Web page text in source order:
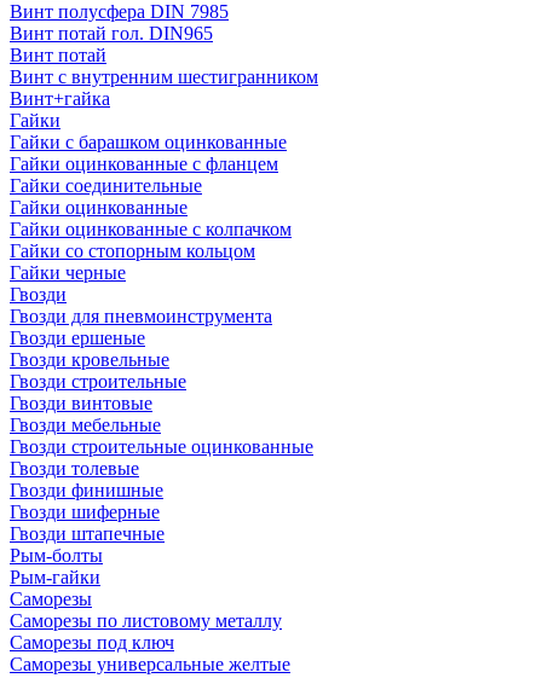
Винт полусфера DIN 7985
Винт потай гол. DIN965
Винт потай
Винт с внутренним шестигранником
Винт+гайка
Гайки
Гайки с барашком оцинкованные
Гайки оцинкованные с фланцем
Гайки соединительные
Гайки оцинкованные
Гайки оцинкованные с колпачком
Гайки со стопорным кольцом
Гайки черные
Гвозди
Гвозди для пневмоинструмента
Гвозди ершеные
Гвозди кровельные
Гвозди строительные
Гвозди винтовые
Гвозди мебельные
Гвозди строительные оцинкованные
Гвозди толевые
Гвозди финишные
Гвозди шиферные
Гвозди штапечные
Рым-болты
Рым-гайки
Саморезы
Саморезы по листовому металлу
Саморезы под ключ
Саморезы универсальные желтые